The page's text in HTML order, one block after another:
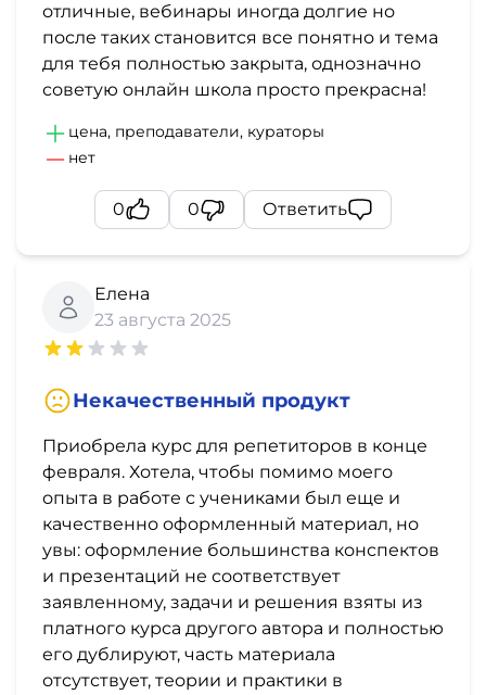
отличные, вебинары иногда долгие но
после таких становится все понятно и тема
для тебя полностью закрыта, однозначно
советую онлайн школа просто прекрасна!
цена, преподаватели, кураторы
нет
0 0 Ответить
Елена
23 августа 2025
Некачественный продукт
Приобрела курс для репетиторов в конце
февраля. Хотела, чтобы помимо моего
опыта в работе с учениками был еще и
качественно оформленный материал, но
увы: оформление большинства конспектов
и презентаций не соответствует
заявленному, задачи и решения взяты из
платного курса другого автора и полностью
его дублируют, часть материала
отсутствует, теории и практики в